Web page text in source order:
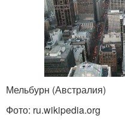
Мельбурн (Австралия)
Фото: ru.wikipedia.org